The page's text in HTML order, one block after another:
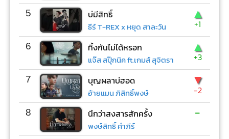
5 บ่มีสิทธิ์
ธีร์ T-REX x หยุด สาละวัน
▲
+1
6 ทิ้งกันไม่ได้หรอก
แจ๊ส สปุ๊กนิค ft.เกมส์ สุจิตรา
▲
+3
7 บุญผลาบ่ฮอด
อ้ายแมน ภิสิทธิ์พงษ์
▼
-2
8 นึกว่าสงสารสักครั้ง
พงษ์สิทธิ์ คำภีร์
-